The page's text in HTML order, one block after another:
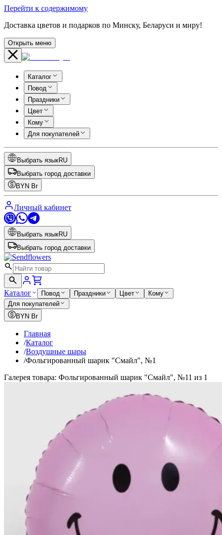
Перейти к содержимому
Доставка цветов и подарков по Минску, Беларуси и миру!
Открыть меню
Каталог
Повод
Праздники
Цвет
Кому
Для покупателей
Выбрать языкRU
Выбрать город доставки
BYN Br
Личный кабинет
Выбрать языкRU
Выбрать город доставки
Каталог Повод Праздники Цвет
Кому
Для покупателей
BYN Br
Главная
/Каталог
/Воздушные шары
/Фольгированный шарик "Смайл", №1
Галерея товара: Фольгированный шарик "Смайл", №11 из 1